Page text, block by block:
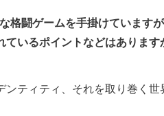
格闘ゲームを手掛けています
いるポイントなどはあります
ティティ、それを取り巻く